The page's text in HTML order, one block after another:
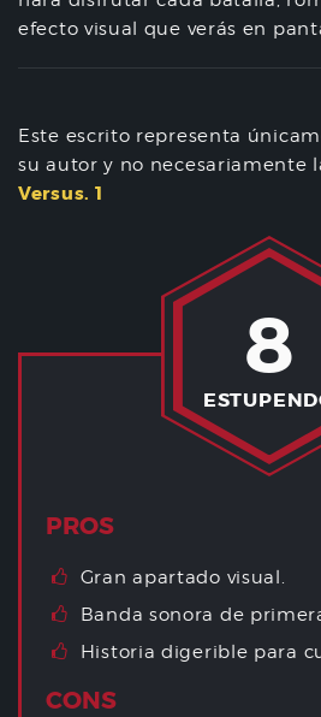
efecto visual que verás en
Este escrito representa
su autor y no necesariamente
Versus. 1
8
PROS
Gran apartado visual.
Banda sonora de
Historia digerible para
CONS